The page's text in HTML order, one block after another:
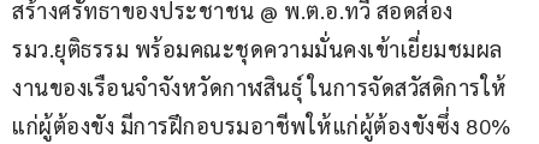
สร้างศรัทธาของประชาชน @ พ.ต.อ.ทวี สอดส่อง
รมว.ยุติธรรม พร้อมคณะชุดความมั่นคงเข้าเยี่ยมชมผล
งานของเรือนจำจังหวัดกาฬสินธุ์ ในการจัดสวัสดิการให้
แก่ผู้ต้องขัง มีการฝึกอบรมอาชีพให้แก่ผู้ต้องขังซึ่ง 80%